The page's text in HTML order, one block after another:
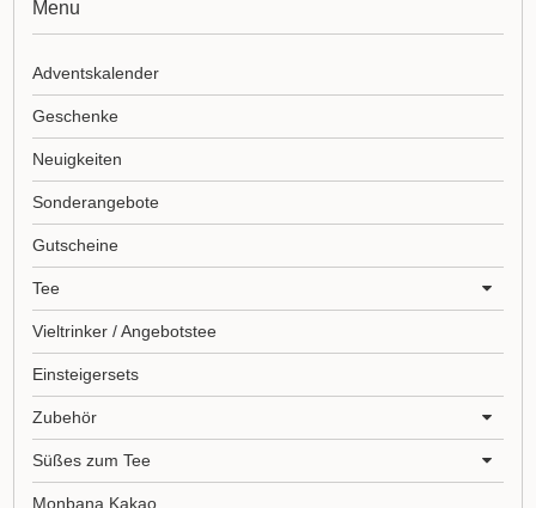
Menu
Adventskalender
Geschenke
Neuigkeiten
Sonderangebote
Gutscheine
Tee
Vieltrinker / Angebotstee
Einsteigersets
Zubehör
Süßes zum Tee
Monbana Kakao